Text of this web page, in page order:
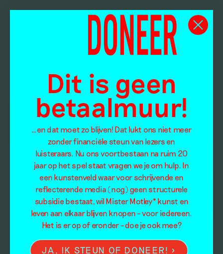
Dit is geen
betaalmuur!
…en dat moet zo blijven! Dat lukt ons niet meer
zonder financiële steun van lezers en
luisteraars. Nu ons voortbestaan na ruim 20
jaar op het spel staat vragen we je om hulp. In
een kunstenveld waar voor schrijvende en
reflecterende media (nog) geen structurele
subsidie bestaat, wil Mister Motley* kunst en
leven aan elkaar blijven knopen – voor iedereen.
Het is er op of eronder – doe je ook mee?
JA, IK STEUN OF DONEER!